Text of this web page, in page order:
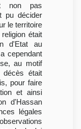
non pas
pu décider
le territoire
était
d'Etat au
cependant
au motif
était
pour faire
et ainsi
d'Hassan
légales